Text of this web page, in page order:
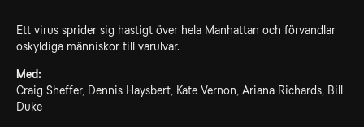
Ett virus sprider sig hastigt över hela Manhattan och förvandlar
oskyldiga människor till varulvar.
Med:
Craig Sheffer, Dennis Haysbert, Kate Vernon, Ariana Richards, Bill
Duke